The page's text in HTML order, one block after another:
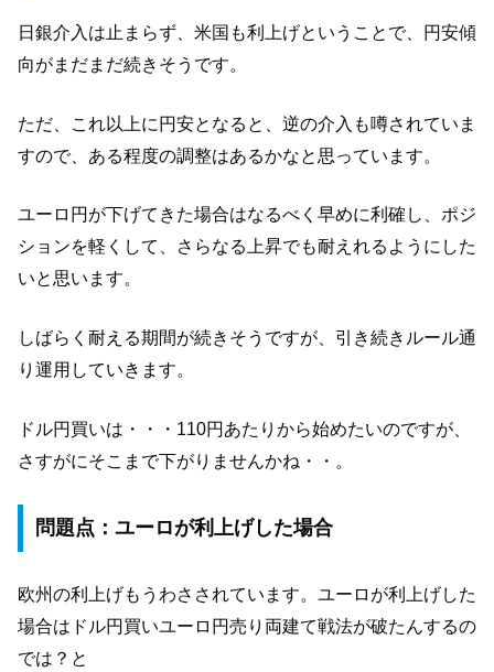
日銀介入は止まらず、米国も利上げということで、円安傾
向がまだまだ続きそうです。
ただ、これ以上に円安となると、逆の介入も噂されていま
すので、ある程度の調整はあるかなと思っています。
ユーロ円が下げてきた場合はなるべく早めに利確し、ポジ
ションを軽くして、さらなる上昇でも耐えれるようにした
いと思います。
しばらく耐える期間が続きそうですが、引き続きルール通
り運用していきます。
ドル円買いは・・・110円あたりから始めたいのですが、
さすがにそこまで下がりませんかね・・。
問題点：ユーロが利上げした場合
欧州の利上げもうわさされています。ユーロが利上げした
場合はドル円買いユーロ円売り両建て戦法が破たんするの
では？と